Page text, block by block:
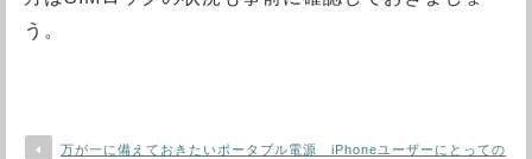
う。
万が一に備えておきたいポータブル電源 iPhoneユーザーにとっての